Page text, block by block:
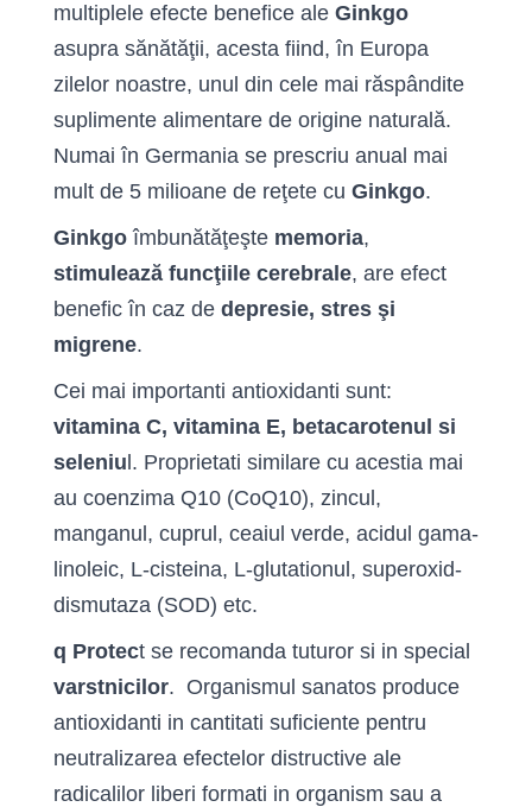
multiplele efecte benefice ale Ginkgo
asupra sănătăţii, acesta fiind, în Europa
zilelor noastre, unul din cele mai răspândite
suplimente alimentare de origine naturală.
Numai în Germania se prescriu anual mai
mult de 5 milioane de reţete cu Ginkgo.
Ginkgo îmbunătăţeşte memoria,
stimulează funcţiile cerebrale, are efect
benefic în caz de depresie, stres şi
migrene.
Cei mai importanti antioxidanti sunt:
vitamina C, vitamina E, betacarotenul si
seleniu l. Proprietati similare cu acestia mai
au coenzima Q10 (CoQ10), zincul,
manganul, cuprul, ceaiul verde, acidul gama-
linoleic, L-cisteina, L-glutationul, superoxid-
dismutaza (SOD) etc.
q Protect se recomanda tuturor si in special
varstnicilor. Organismul sanatos produce
antioxidanti in cantitati suficiente pentru
neutralizarea efectelor distructive ale
radicalilor liberi formati in organism sau a